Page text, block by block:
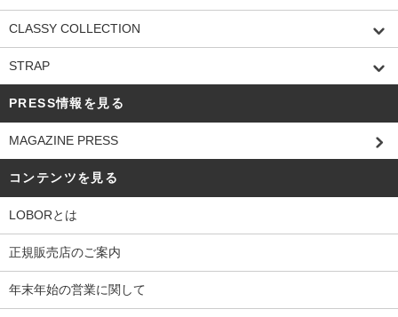
CLASSY COLLECTION
STRAP
PRESS情報を見る
MAGAZINE PRESS
コンテンツを見る
LOBORとは
正規販売店のご案内
年末年始の営業に関して